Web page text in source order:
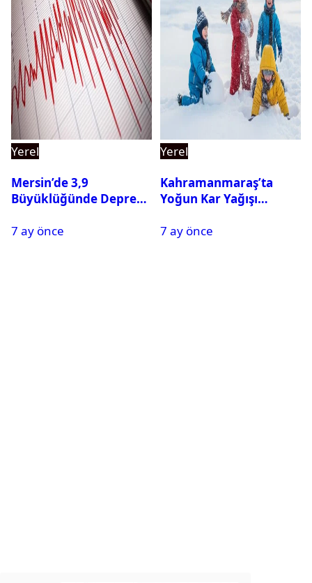
Yerel
Mersin’de 3,9
Büyüklüğünde Deprem
7 ay önce
Yerel
Kahramanmaraş’ta
Yoğun Kar Yağışı
Tatil
7 ay önce